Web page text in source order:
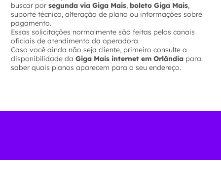
buscar porsegunda via Giga Mais, boleto Giga Mais,
suporte técnico, alteração de plano ou informações sobre
pagamento.
Essas solicitações normalmente são feitas pelos canais
oficiais de atendimento da operadora.
Caso você ainda não seja cliente, primeiro consulte a
disponibilidade daGiga Mais internet em Orlândia para
saber quais planos aparecem para o seu endereço.